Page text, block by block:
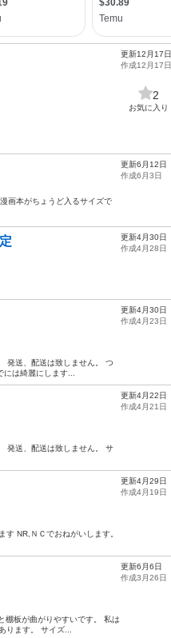
更新12月17日
作成12月17日
2
お気に入り
画本がちょうど入るサイズで
更新6月12日
作成6月3日
更新4月30日
作成4月28日
発送、配送は致しません。 つ
は綺麗にします...
更新4月30日
作成4月23日
発送、配送は致しません。 サ
更新4月22日
作成4月21日
NR,ＮＣでおねがいします。
更新4月29日
作成4月19日
棚板が曲がりやすいです。 私は
ります。 サイズ...
更新6月6日
作成3月26日